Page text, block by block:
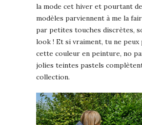
la mode cet hiver et pourtant
modèles parviennent à me la
par petites touches discrètes,
look ! Et si vraiment, tu ne peux
cette couleur en peinture, no
jolies teintes pastels
collection.